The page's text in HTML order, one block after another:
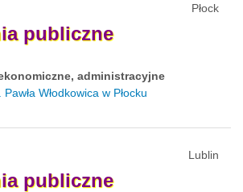
Płock
publiczne
administracyjne
Włodkowica w Płocku
Lublin
publiczne